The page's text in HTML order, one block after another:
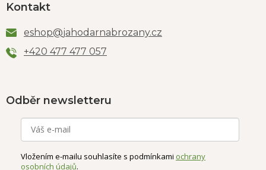
Kontakt
eshop@jahodarnabrozany.cz
+420 477 477 057
Odběr newsletteru
Vložením e-mailu souhlasíte s podmínkami ochrany
osobních údajů.